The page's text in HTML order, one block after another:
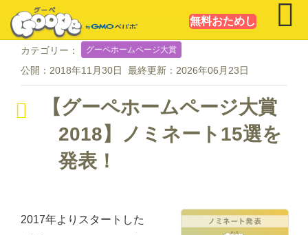
無料おためし
カテゴリー： グーペホームページ大賞
公開： 2018年11月30日 最終更新： 2026年06月23日
【グーペホームページ大賞
2018】ノミネート15選を
発表！
2017年よりスタートした